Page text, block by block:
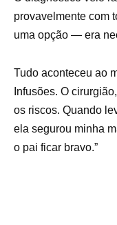
provavelmente com
uma opção — era
Tudo aconteceu ao
Infusões. O
os riscos. Quando
ela segurou minha
o pai ficar bravo.”